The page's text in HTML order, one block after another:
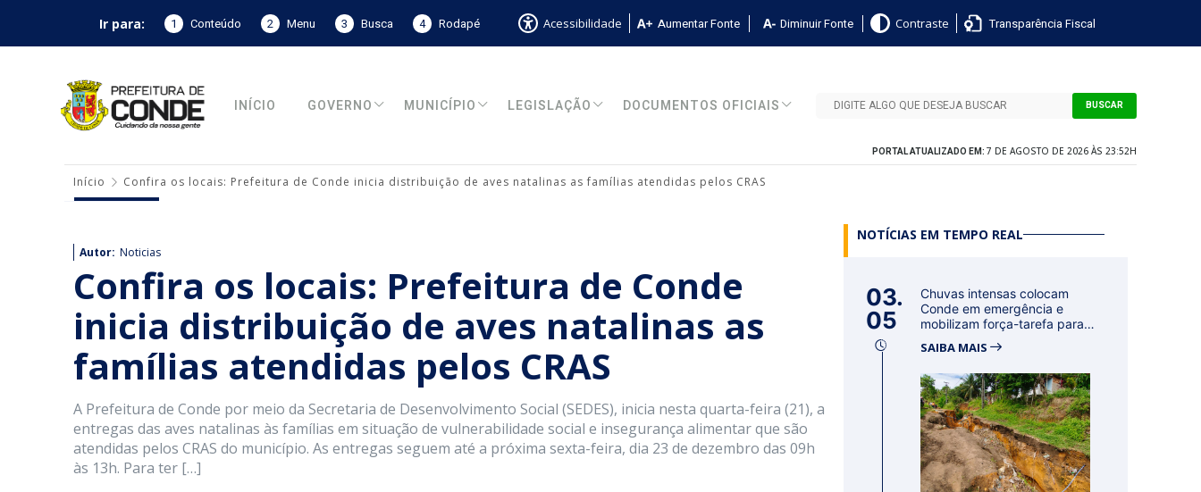
Ir para: 1 Conteúdo 2 Menu 3 Busca 4 Rodapé Acessibilidade Aumentar Fonte Diminuir Fonte Contraste Transparência Fiscal
INÍCIO GOVERNO MUNICÍPIO LEGISLAÇÃO DOCUMENTOS OFICIAIS BUSCAR
PORTAL ATUALIZADO EM: 7 DE AGOSTO DE 2026 ÀS 23:52H
Início Confira os locais: Prefeitura de Conde inicia distribuição de aves natalinas as famílias atendidas pelos CRAS
Autor: Noticias
Confira os locais: Prefeitura de Conde
inicia distribuição de aves natalinas as
famílias atendidas pelos CRAS
A Prefeitura de Conde por meio da Secretaria de Desenvolvimento Social (SEDES), inicia nesta quarta-feira (21), a
entregas das aves natalinas às famílias em situação de vulnerabilidade social e insegurança alimentar que são
atendidas pelos CRAS do município. As entregas seguem até a próxima sexta-feira, dia 23 de dezembro das 09h
às 13h. Para ter […]
NOTÍCIAS EM TEMPO REAL
03.
05
Chuvas intensas colocam
Conde em emergência e
mobilizam força-tarefa para
SAIBA MAIS